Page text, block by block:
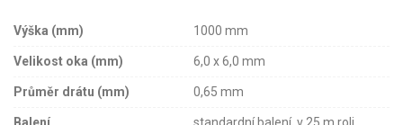
Výška (mm) 1000 mm
Velikost oka (mm) 6,0 x 6,0 mm
Průměr drátu (mm) 0,65 mm
Balení standardní balení, v 25 m roli